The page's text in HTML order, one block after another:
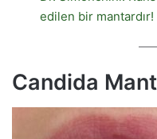
edilen bir mantardır!
Candida